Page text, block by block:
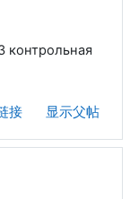
контрольная
接 显示父帖